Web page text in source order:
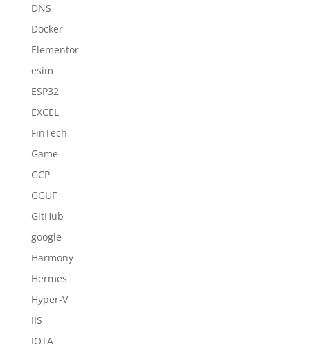
DNS
Docker
Elementor
esim
ESP32
EXCEL
FinTech
Game
GCP
GGUF
GitHub
google
Harmony
Hermes
Hyper-V
IIS
IOTA